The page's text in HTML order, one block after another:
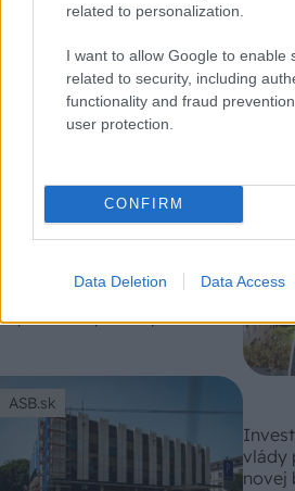
related to personalization.
I want to allow Google to enable
related to security, including
functionality and fraud
user protection.
CONFIRM
Data Deletion Data Access
Kolaudátor hodnotí Green
Atrium. Čím tento projekt
pozitívne prekvapil?
ASB.sk
vlády
novej